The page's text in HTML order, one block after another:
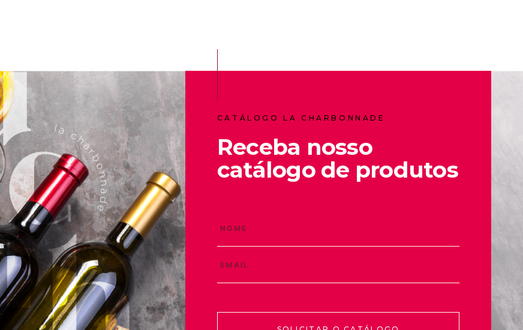
CATÁLOGO LA CHARBONNADE
Receba nosso
catálogo de produtos